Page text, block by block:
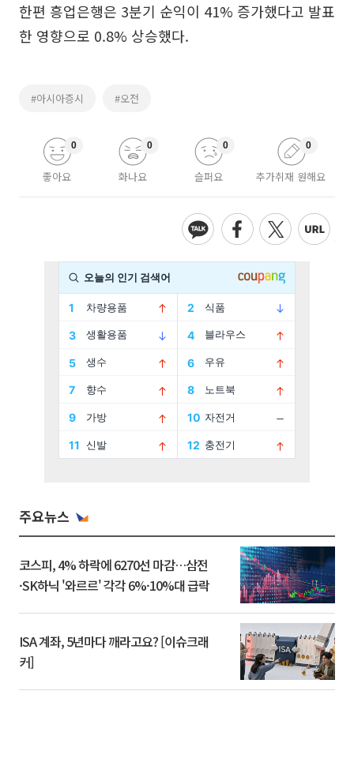
한편 흥업은행은 3분기 순익이 41% 증가했다고 발표
한 영향으로 0.8% 상승했다.
#아시아증시 #오전
좋아요
0
화나요
0
슬퍼요
0
추가취재 원해요
0
주요뉴스
코스피, 4% 하락에 6270선 마감…삼전
·SK하닉 '와르르' 각각 6%·10%대 급락
ISA 계좌, 5년마다 깨라고요? [이슈크래
커]